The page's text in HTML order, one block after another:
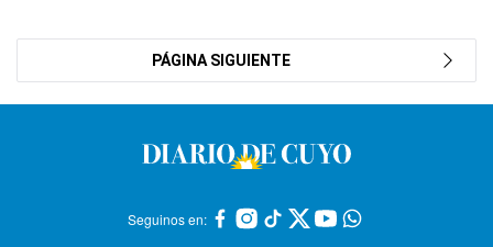
PÁGINA SIGUIENTE
Seguinos en: